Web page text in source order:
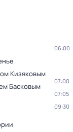
Кизяковым
Басковым
06:00
07:00
07:05
09:30